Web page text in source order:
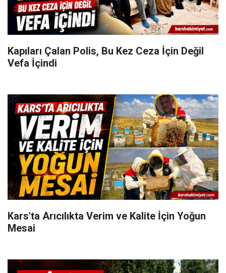
Kapıları Çalan Polis, Bu Kez Ceza İçin Değil
Vefa İçindi
Kars'ta Arıcılıkta Verim ve Kalite İçin Yoğun
Mesai